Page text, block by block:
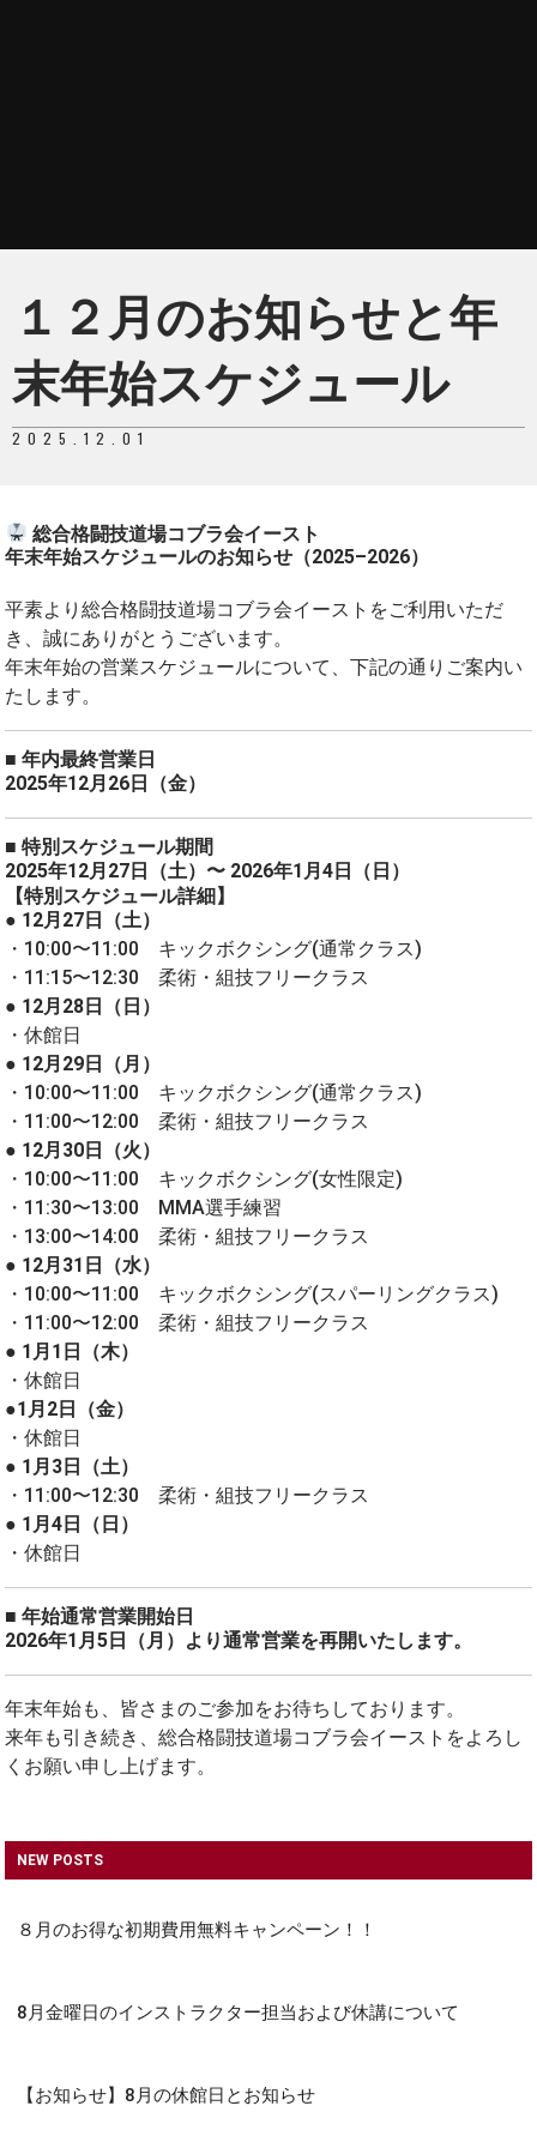
１２月のお知らせと年
末年始スケジュール
2025.12.01
総合格闘技道場コブラ会イースト
年末年始スケジュールのお知らせ （2025–2026）
平素より総合格闘技道場コブラ会イーストをご利用いただ
き、誠にありがとうございます。
年末年始の営業スケジュールについて、下記の通りご案内い
たします。
■ 年内最終営業日
2025年12月26日（金）
■ 特別スケジュール期間
2025年12月27日（土）〜 2026年1月4日（日）
【特別スケジュール詳細】
● 12月27日（土）
・10:00〜11:00 キックボクシング(通常クラス)
・11:15〜12:30 柔術・組技フリークラス
● 12月28日（日）
・休館日
● 12月29日（月）
・10:00〜11:00 キックボクシング(通常クラス)
・11:00〜12:00 柔術・組技フリークラス
● 12月30日（火）
・10:00〜11:00 キックボクシング(女性限定)
・11:30〜13:00 MMA選手練習
・13:00〜14:00 柔術・組技フリークラス
● 12月31日（水）
・10:00〜11:00 キックボクシング(スパーリングクラス)
・11:00〜12:00 柔術・組技フリークラス
● 1月1日（木）
・休館日
●1月2日（金）
・休館日
● 1月3日（土）
・11:00〜12:30 柔術・組技フリークラス
● 1月4日（日）
・休館日
■ 年始通常営業開始日
2026年1月5日（月）より通常営業を再開いたします。
年末年始も、皆さまのご参加をお待ちしております。
来年も引き続き、総合格闘技道場コブラ会イーストをよろし
くお願い申し上げます。
NEW POSTS
８月のお得な初期費用無料キャンペーン！！
8月金曜日のインストラクター担当および休講について
【お知らせ】8月の休館日とお知らせ